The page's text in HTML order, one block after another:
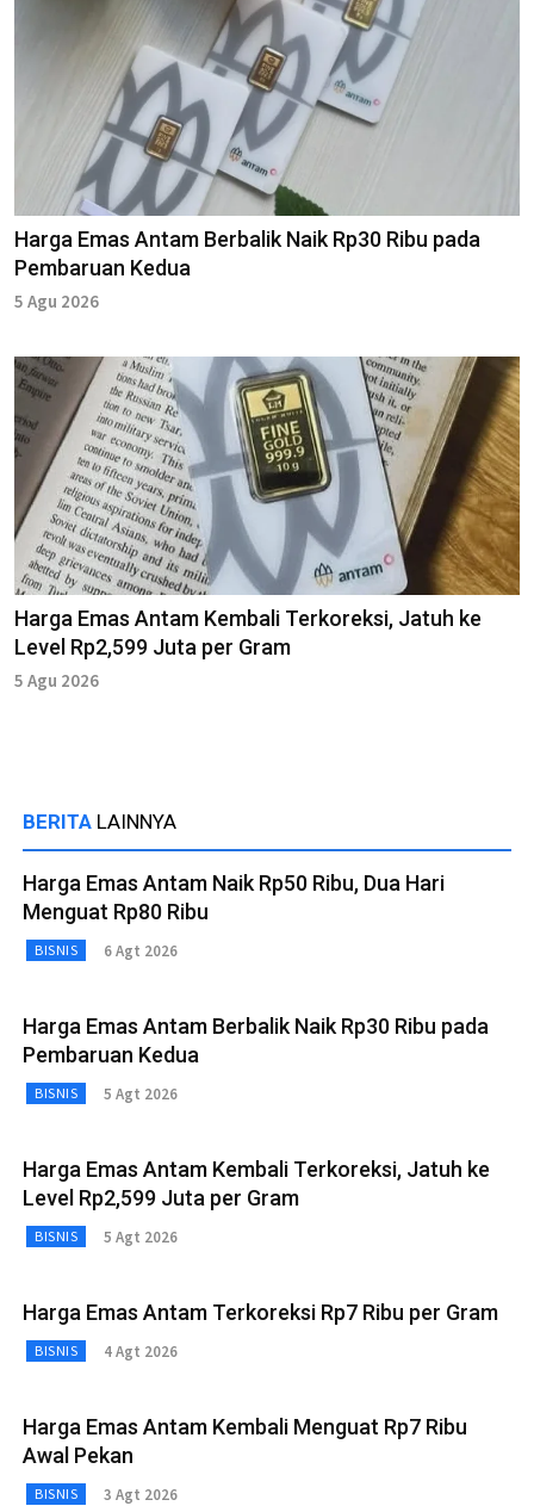
Harga Emas Antam Berbalik Naik Rp30 Ribu pada
Pembaruan Kedua
5 Agu 2026
Harga Emas Antam Kembali Terkoreksi, Jatuh ke
Level Rp2,599 Juta per Gram
5 Agu 2026
BERITA LAINNYA
Harga Emas Antam Naik Rp50 Ribu, Dua Hari
Menguat Rp80 Ribu
BISNIS 6 Agt 2026
Harga Emas Antam Berbalik Naik Rp30 Ribu pada
Pembaruan Kedua
BISNIS 5 Agt 2026
Harga Emas Antam Kembali Terkoreksi, Jatuh ke
Level Rp2,599 Juta per Gram
BISNIS 5 Agt 2026
Harga Emas Antam Terkoreksi Rp7 Ribu per Gram
BISNIS 4 Agt 2026
Harga Emas Antam Kembali Menguat Rp7 Ribu
Awal Pekan
BISNIS 3 Agt 2026